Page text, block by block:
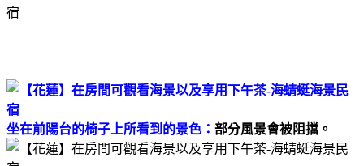
坐在前陽台的椅子上所看到的景色： 部分風景會被阻擋。